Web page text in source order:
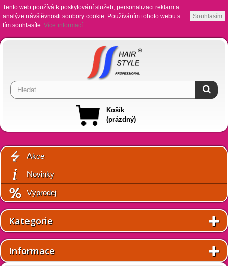
Tento web používá k poskytování služeb, personalizaci reklam a
analýze návštěvnosti soubory cookie. Používáním tohoto webu s
tím souhlasíte. Více informací
Souhlasím
Košík
(prázdný)
Akce
Novinky
Výprodej
Kategorie
Informace